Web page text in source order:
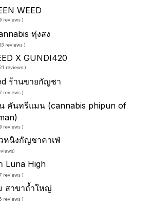
WEED
reviews )
ทุ่งสง
reviews )
X GUNDI420
reviews )
ร้านขายกัญชา
reviews )
คันทรีแมน (cannabis phipun of
reviews )
หนิงกัญชาคาเฟ่
)
Luna High
reviews )
สาขาถ้ำใหญ่
reviews )